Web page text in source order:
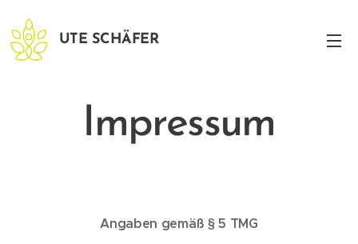
UTE SCHÄFER
Impressum
Angaben gemäß § 5 TMG